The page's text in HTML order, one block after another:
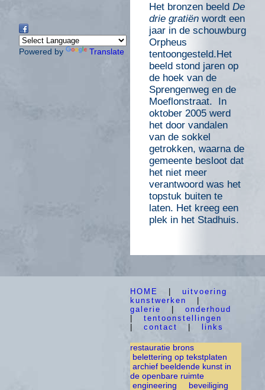
Powered by Translate
Het bronzen beeld De
drie gratiën wordt een
jaar in de schouwburg
Orpheus
tentoongesteld.Het
beeld stond jaren op
de hoek van de
Sprengenweg en de
Moeflonstraat. In
oktober 2005 werd
het door vandalen
van de sokkel
getrokken, waarna de
gemeente besloot dat
het niet meer
verantwoord was het
topstuk buiten te
laten. Het kreeg een
plek in het Stadhuis.
HOME | uitvoering
kunstwerken
|
galerie
| onderhoud
| tentoonstellingen
| contact | links
restauratie brons
belettering op tekstplaten
archief beeldende kunst in
de openbare ruimte
engineering
beveiliging